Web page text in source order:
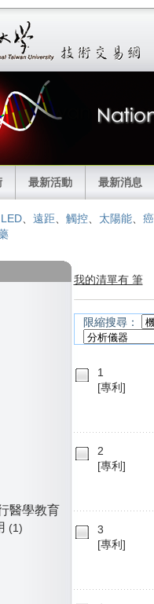
最新活動 最新消息
LED、 遠距、 觸控、 太陽能、 癌
醫學教育
(1)
我的清單有 筆
限縮搜尋：
1
[專利]
2
[專利]
3
[專利]